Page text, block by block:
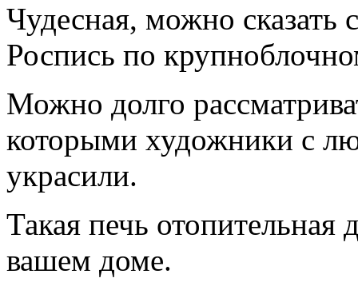
Чудесная, можно сказать
Роспись по
Можно долго
которыми художники с
украсили.
Такая печь отопительная
вашем доме.